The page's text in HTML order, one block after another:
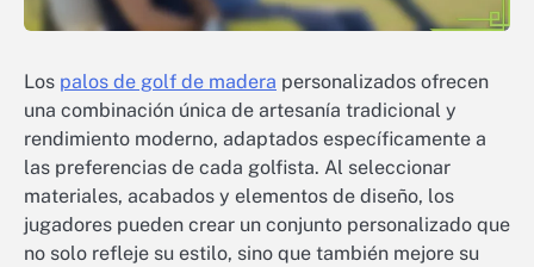
Los palos de golf de madera personalizados ofrecen
una combinación única de artesanía tradicional y
rendimiento moderno, adaptados específicamente a
las preferencias de cada golfista. Al seleccionar
materiales, acabados y elementos de diseño, los
jugadores pueden crear un conjunto personalizado que
no solo refleje su estilo, sino que también mejore su